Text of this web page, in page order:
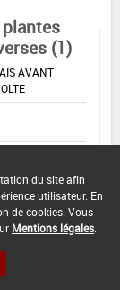
(1)
AVANT
:
du site afin
utilisateur. En
de cookies. Vous
Mentions légales